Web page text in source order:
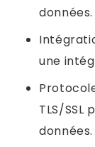
données.
une
TLS/
données.